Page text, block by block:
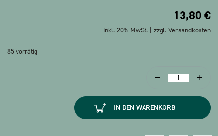
13,80 €
inkl. 20% MwSt. | zzgl. Versandkosten
85 vorrätig
Brillenbox
Brillenputztuch
bauxili
Tiere
IN DEN WARENKORB